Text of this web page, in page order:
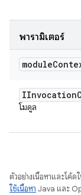
พารามิเตอร์
module
IInvocation
โมดูล
ตัวอย่างเนื้อหาและโค้
ใช้เนื้อหา Java และ